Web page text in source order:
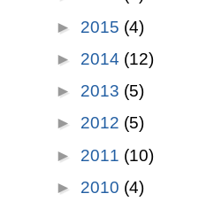
► 2015 (4)
► 2014 (12)
► 2013 (5)
► 2012 (5)
► 2011 (10)
► 2010 (4)